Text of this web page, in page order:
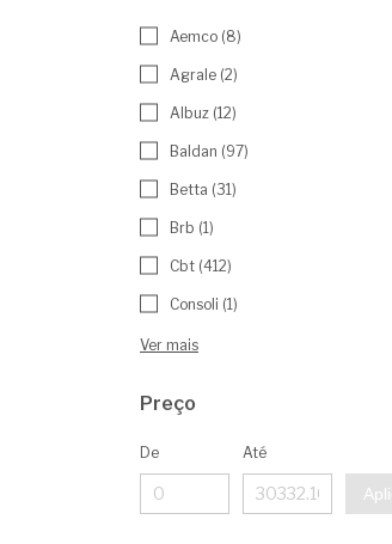
Aemco (8)
Agrale (2)
Albuz (12)
Baldan (97)
Betta (31)
Brb (1)
Cbt (412)
Consoli (1)
Ver mais
Preço
De Até